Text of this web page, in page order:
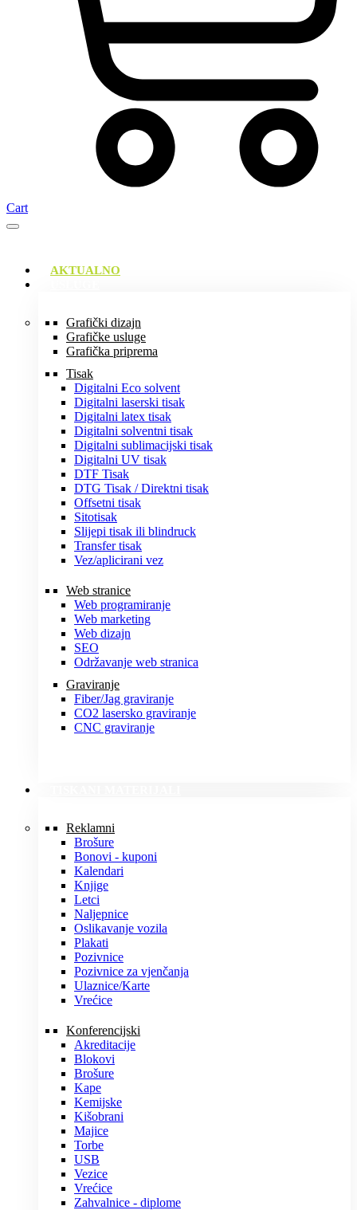
Cart
AKTUALNO
Grafički dizajn
Grafičke usluge
Grafička priprema
Tisak
Digitalni Eco solvent
Digitalni laserski tisak
Digitalni latex tisak
Digitalni solventni tisak
Digitalni sublimacijski tisak
Digitalni UV tisak
DTF Tisak
DTG Tisak / Direktni tisak
Offsetni tisak
Sitotisak
Slijepi tisak ili blindruck
Transfer tisak
Vez/aplicirani vez
Web stranice
Web programiranje
Web marketing
Web dizajn
SEO
Održavanje web stranica
Graviranje
Fiber/Jag graviranje
CO2 lasersko graviranje
CNC graviranje
Reklamni
Brošure
Bonovi - kuponi
Kalendari
Knjige
Letci
Naljepnice
Oslikavanje vozila
Plakati
Pozivnice
Pozivnice za vjenčanja
Ulaznice/Karte
Vrećice
Konferencijski
Akreditacije
Blokovi
Brošure
Kape
Kemijske
Kišobrani
Majice
Torbe
USB
Vezice
Vrećice
Zahvalnice - diplome